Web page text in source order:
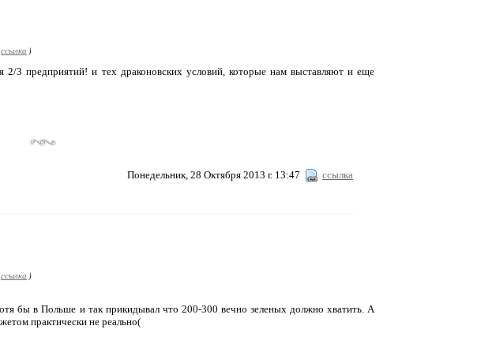
ссылка )
2/3 предприятий! и тех драконовских условий, которые нам выставляют и еще
Понедельник, 28 Октября 2013 г. 13:47 ссылка
ссылка )
бы в Польше и так прикидывал что 200-300 вечно зеленых должно хватить. А
практически не реально(